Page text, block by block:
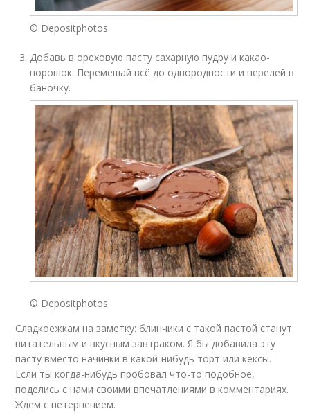
© Depositphotos
Добавь в ореховую пасту сахарную пудру и какао-
порошок. Перемешай всё до однородности и перелей в
баночку.
© Depositphotos
Сладкоежкам на заметку: блинчики с такой пастой станут
питательным и вкусным завтраком. Я бы добавила эту
пасту вместо начинки в какой-нибудь торт или кексы.
Если ты когда-нибудь пробовал что-то подобное,
поделись с нами своими впечатлениями в комментариях.
Ждем с нетерпением.